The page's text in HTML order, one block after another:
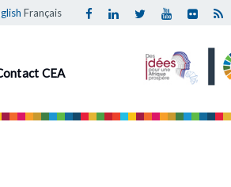
Français
CEA